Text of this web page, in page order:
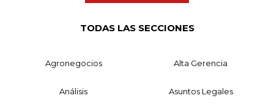
TODAS LAS SECCIONES
Agronegocios Alta Gerencia
Análisis Asuntos Legales